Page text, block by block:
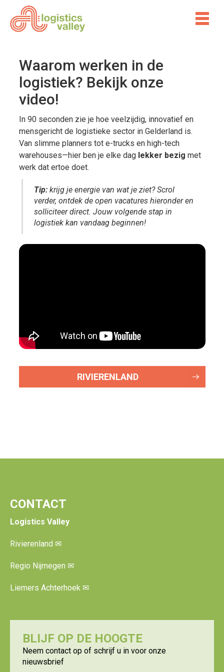
Waarom werken in de
logistiek? Bekijk onze
video!
In 90 seconden zie je hoe veelzijdig, innovatief en
mensgericht de logistieke sector in Gelderland is.
Van slimme planners tot e-trucks en high-tech
warehouses—hier ben je elke dag lekker bezig met
werk dat ertoe doet.
Tip:krijg je energie van wat je ziet? Scrol
verder, ontdek de open vacatures hieronder en
solliciteer direct. Jouw volgende stap in
logistiek kan vandaag beginnen!
RIVIERENLAND
CONTACT
Logistics Valley
Rivierenland ✉
Regio Nijmegen ✉
Liemers Achterhoek ✉
BLIJF OP DE HOOGTE
Neem contact op of schrijf u in voor onze
nieuwsbrief